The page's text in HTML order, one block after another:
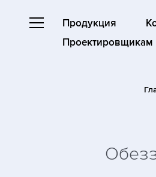
Продукция
Проектировщикам